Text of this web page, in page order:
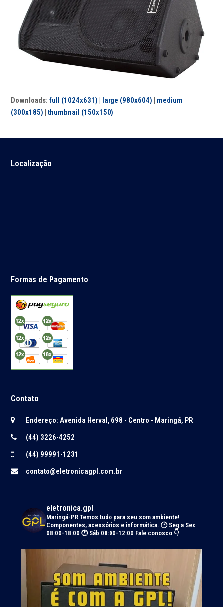
Downloads:full (1024x631) | large (980x604) | medium
(300x185) |thumbnail (150x150)
Localização
Formas de Pagamento
Contato
Endereço: Avenida Herval, 698 - Centro - Maringá, PR
(44) 3226-4252
(44) 99991-1231
contato@eletronicagpl.com.br
eletronica.gpl
Maringá-PRTemos tudo para seu som ambiente!
Componentes, acessórios e informática. 🕑 Seg a Sex
08:00-18:00 🕐 Sáb 08:00-12:00 Fale conosco 👇